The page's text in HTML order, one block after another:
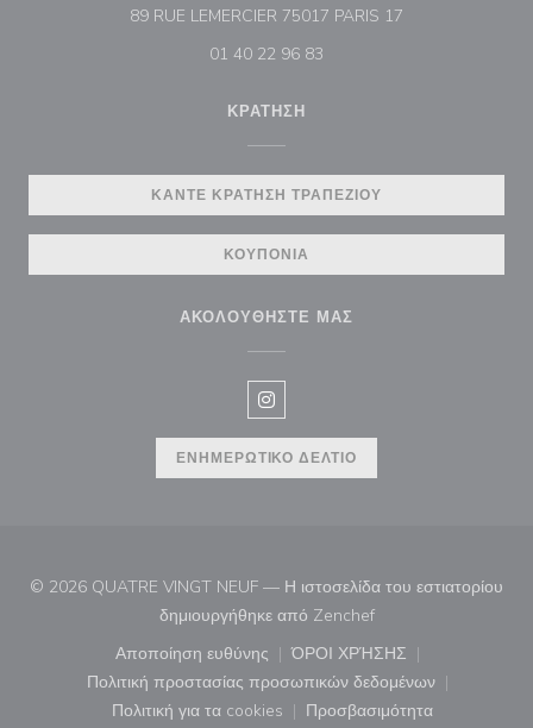
89 RUE LEMERCIER 75017 PARIS 17
01 40 22 96 83
ΚΡΆΤΗΣΗ
ΚΆΝΤΕ ΚΡΆΤΗΣΗ ΤΡΑΠΕΖΙΟΎ
ΚΟΥΠΌΝΙΑ
ΑΚΟΛΟΥΘΉΣΤΕ ΜΑΣ
Instagram ((ανοίγει σε νέο
ΕΝΗΜΕΡΩΤΙΚΌ ΔΕΛΤΊΟ
© 2026 QUATRE VINGT NEUF — Η ιστοσελίδα του εστιατορίου
δημιουργήθηκε από Zenchef((ανοίγει σε νέο
Αποποίηση ευθύνης
((ανοίγει σε νέο παράθυρο))
ΌΡΟΙ ΧΡΉΣΗΣ
((ανοίγει σε νέο
Πολιτική προστασίας προσωπικών δεδομένων
((ανοίγει σε νέο παράθυρο))
Πολιτική για τα cookies
((ανοίγει σε νέο παράθυρο))
Προσβασιμότητα
((ανοίγει σε νέο